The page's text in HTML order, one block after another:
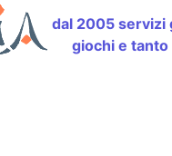
dal 2005 servizi
giochi e